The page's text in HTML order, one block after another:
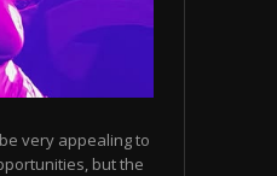
very appealing to
but the